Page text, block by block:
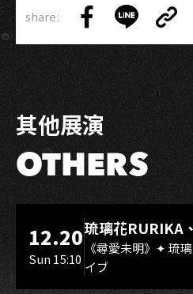
share:
on
Facebook
on
LINE
Link
Copy
Link
其他展演
OTHERS
LIVE WAREHOUSE 小庫
12.20
Sun 15:10
琉璃花RURIKA
Rebirth、
スマイル（O.A.）
《尋愛未明》✦ 琉
イブ